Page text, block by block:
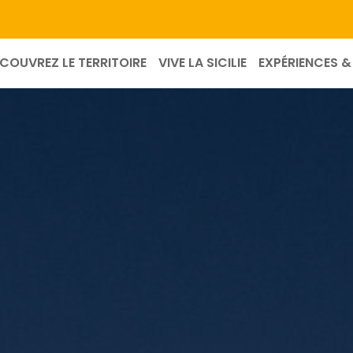
LE TERRITOIRE VIVE LA SICILIE EXPÉRIENCES